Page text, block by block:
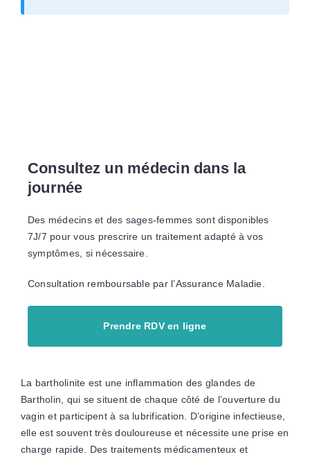
Consultez un médecin dans la
journée
Des médecins et des sages-femmes sont disponibles
7J/7 pour vous prescrire un traitement adapté à vos
symptômes, si nécessaire.
Consultation remboursable par l’Assurance Maladie.
Prendre RDV en ligne
La bartholinite est une inflammation des glandes de
Bartholin, qui se situent de chaque côté de l’ouverture du
vagin et participent à sa lubrification. D’origine infectieuse,
elle est souvent très douloureuse et nécessite une prise en
charge rapide. Des traitements médicamenteux et